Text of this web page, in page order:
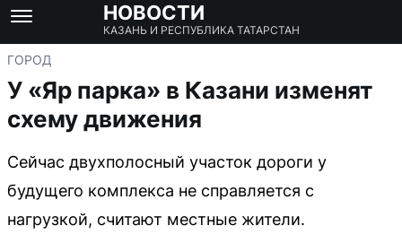
НОВОСТИ
КАЗАНЬ И РЕСПУБЛИКА ТАТАРСТАН
ГОРОД
У «Яр парка» в Казани изменят
схему движения
Сейчас двухполосный участок дороги у
будущего комплекса не справляется с
нагрузкой, считают местные жители.